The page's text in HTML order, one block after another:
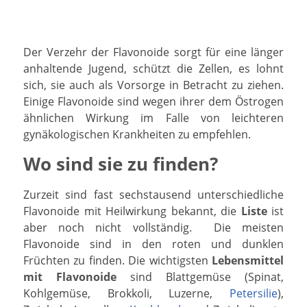
Der Verzehr der Flavonoide sorgt für eine länger
anhaltende Jugend, schützt die Zellen, es lohnt
sich, sie auch als Vorsorge in Betracht zu ziehen.
Einige Flavonoide sind wegen ihrer dem Östrogen
ähnlichen Wirkung im Falle von leichteren
gynäkologischen Krankheiten zu empfehlen.
Wo sind sie zu finden?
Zurzeit sind fast sechstausend unterschiedliche
Flavonoide mit Heilwirkung bekannt, die Listeist
aber noch nicht vollständig. Die meisten
Flavonoide sind in den roten und dunklen
Früchten zu finden. Die wichtigsten Lebensmittel
mit Flavonoide sind Blattgemüse (Spinat,
Kohlgemüse, Brokkoli, Luzerne, Petersilie),